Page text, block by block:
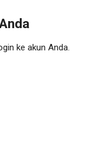
ke akun Anda.